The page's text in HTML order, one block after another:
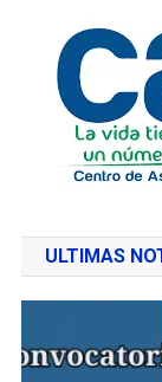
ULTIMAS